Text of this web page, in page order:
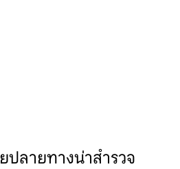
ปลายทางน่าสำรวจ